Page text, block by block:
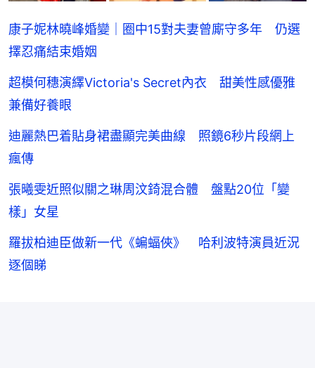
康子妮林曉峰婚變｜圈中15對夫妻曾廝守多年 仍選
擇忍痛結束婚姻
超模何穗演繹Victoria's Secret內衣 甜美性感優雅
兼備好養眼
迪麗熱巴着貼身裙盡顯完美曲線 照鏡6秒片段網上
瘋傳
張曦雯近照似關之琳周汶錡混合體 盤點20位「變
樣」女星
羅拔柏迪臣做新一代《蝙蝠俠》 哈利波特演員近況
逐個睇